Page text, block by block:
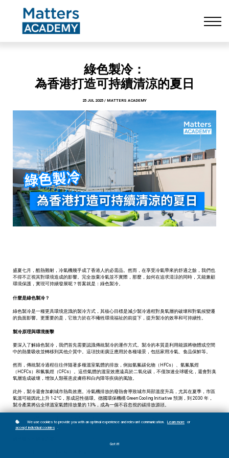
LOG IN
SIGN UP
綠色製冷：
為香港打造可持續清涼的夏日
25 JUL 2025 / MATTERS ACADEMY
盛夏七月，酷熱難耐，冷氣機幾乎成了香港人的必需品。然而，在享受冷氣帶來的舒適之餘，我們也
不得不正視其對環境造成的影響。完全放棄冷氣並不實際，那麼，如何在追求清涼的同時，又能兼顧
環境保護，實現可持續發展呢？答案就是：綠色製冷。
什麼是綠色製冷？
綠色製冷是一種更具環境意識的製冷方式，其核心目標是減少製冷過程對臭氧層的破壞和對氣候變遷
的負面影響。更重要的是，它致力於在不犧牲環境福祉的前提下，提升製冷的效率和可持續性。
製冷原理與環境衝擊
要深入了解綠色製冷，我們首先需要認識傳統製冷的運作方式。製冷的本質是利用能源將物體或空間
中的熱量吸收並轉移到其他介質中。這項技術廣泛應用於各種場景，包括家用冷氣、食品保鮮等。
然而，傳統製冷過程往往伴隨著多種溫室氣體的排放，例如氫氟碳化物（HFCs）、氫氟氯烴
（HCFCs）和氟氯烴（CFCs）。這些氣體的溫室效應遠高於二氧化碳，不僅加速全球暖化，還會對臭
氧層造成破壞，增加人類罹患皮膚癌和白內障等疾病的風險。
此外，製冷還會加劇城市熱島效應。冷氣機排放的廢熱會導致城市局部溫度升高，尤其在夏季，市區
氣溫可能因此上升 1-2°C，形成惡性循環。德國環保機構 Green Cooling Initiative 預測，到 2030 年，
製冷產業將佔全球溫室氣體排放量的 13%，成為一個不容忽視的碳排放源頭。
壤和水源造成污染。
We use cookies to provide you with an optimal experience and relevant communication. Learn more or
accept individual cookies .
Got it!